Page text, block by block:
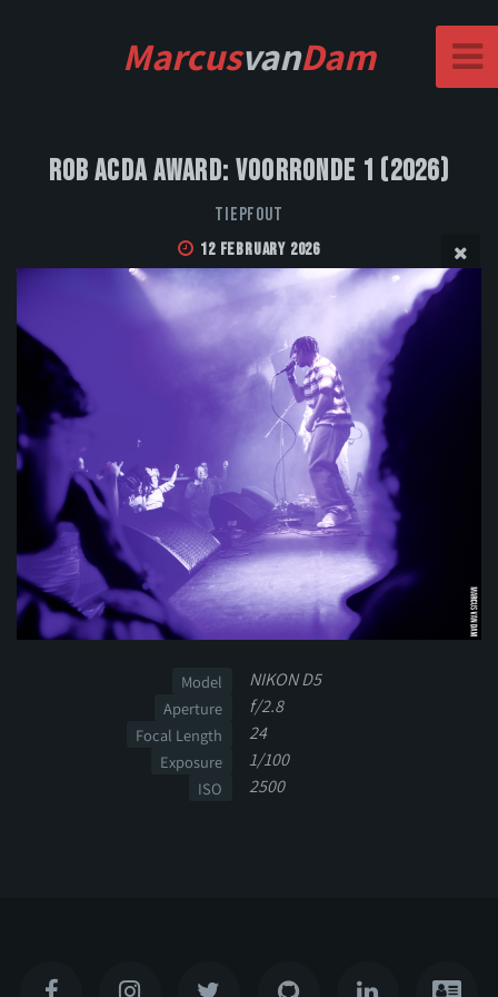
MarcusvanDam
Rob Acda Award: Voorronde 1 (2026)
Tiepfout
12 February 2026
Model NIKON D5
Aperture f/2.8
Focal Length 24
Exposure 1/100
ISO 2500